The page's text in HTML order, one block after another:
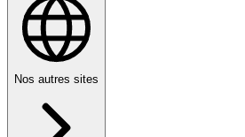
Nos autres sites